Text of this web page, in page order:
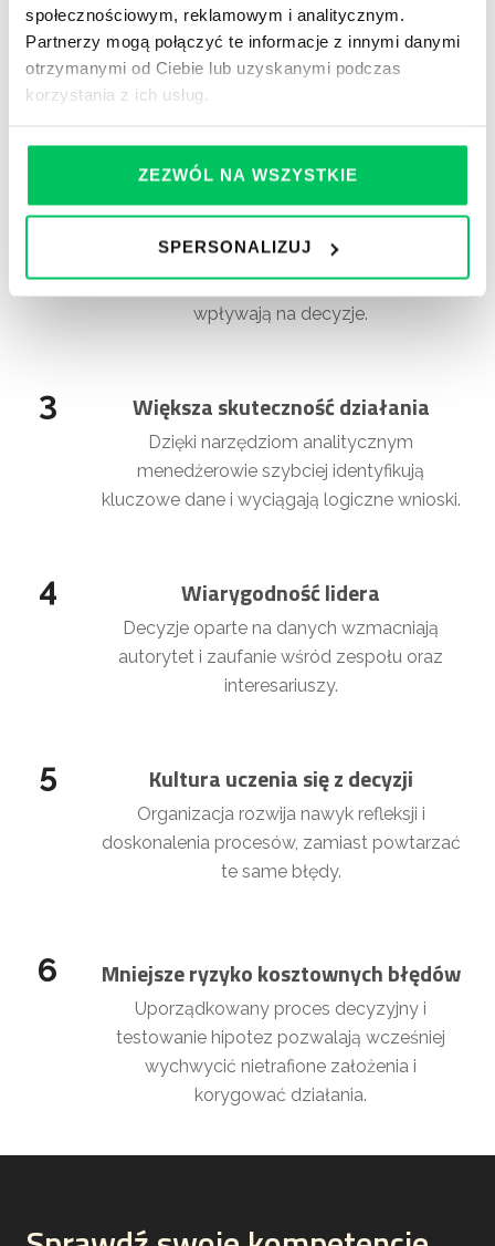
społecznościowym, reklamowym i analitycznym.
Partnerzy mogą połączyć te informacje z innymi danymi
otrzymanymi od Ciebie lub uzyskanymi podczas
korzystania z ich usług.
ZEZWÓL NA WSZYSTKIE
SPERSONALIZUJ
1 Wyższa trafność decyzji
Uczestnicy nauczą się analizować dane i
podejmować decyzje oparte na faktach, a nie
2 Lepsza ocena informacji i źródeł
Myślenie krytyczne pozwoli dostrzec ryzyka,
uproszczenia oraz błędy poznawcze, które
wpływają na decyzje.
3 Większa skuteczność działania
Dzięki narzędziom analitycznym
menedżerowie szybciej identyfikują
kluczowe dane i wyciągają logiczne wnioski.
4 Wiarygodność lidera
Decyzje oparte na danych wzmacniają
autorytet i zaufanie wśród zespołu oraz
interesariuszy.
5 Kultura uczenia się z decyzji
Organizacja rozwija nawyk refleksji i
doskonalenia procesów, zamiast powtarzać
te same błędy.
6 Mniejsze ryzyko kosztownych błędów
Uporządkowany proces decyzyjny i
testowanie hipotez pozwalają wcześniej
wychwycić nietrafione założenia i
korygować działania.